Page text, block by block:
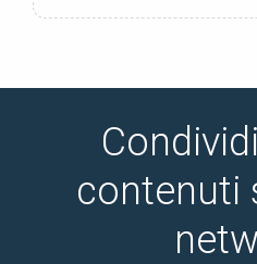
contenuti